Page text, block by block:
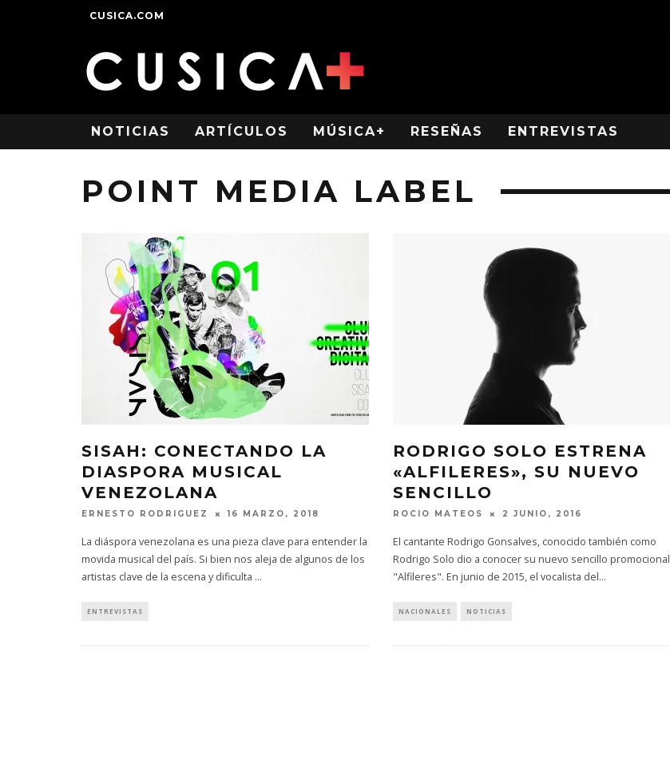
CUSICA.COM
NOTICIAS ARTÍCULOS MÚSICA+ RESEÑAS ENTREVISTAS
POINT MEDIA LABEL
SISAH: CONECTANDO LA
DIASPORA MUSICAL
VENEZOLANA
ERNESTO RODRIGUEZ 16 MARZO, 2018
La diáspora venezolana es una pieza clave para entender la
movida musical del país. Si bien nos aleja de algunos de los
artistas clave de la escena y dificulta ...
ENTREVISTAS
RODRIGO SOLO ESTRENA
«ALFILERES», SU NUEVO
SENCILLO
ROCIO MATEOS 2 JUNIO, 2016
El cantante Rodrigo Gonsalves, conocido también como
Rodrigo Solo dio a conocer su nuevo sencillo promocional
"Alfileres". En junio de 2015, el vocalista del...
NACIONALES NOTICIAS